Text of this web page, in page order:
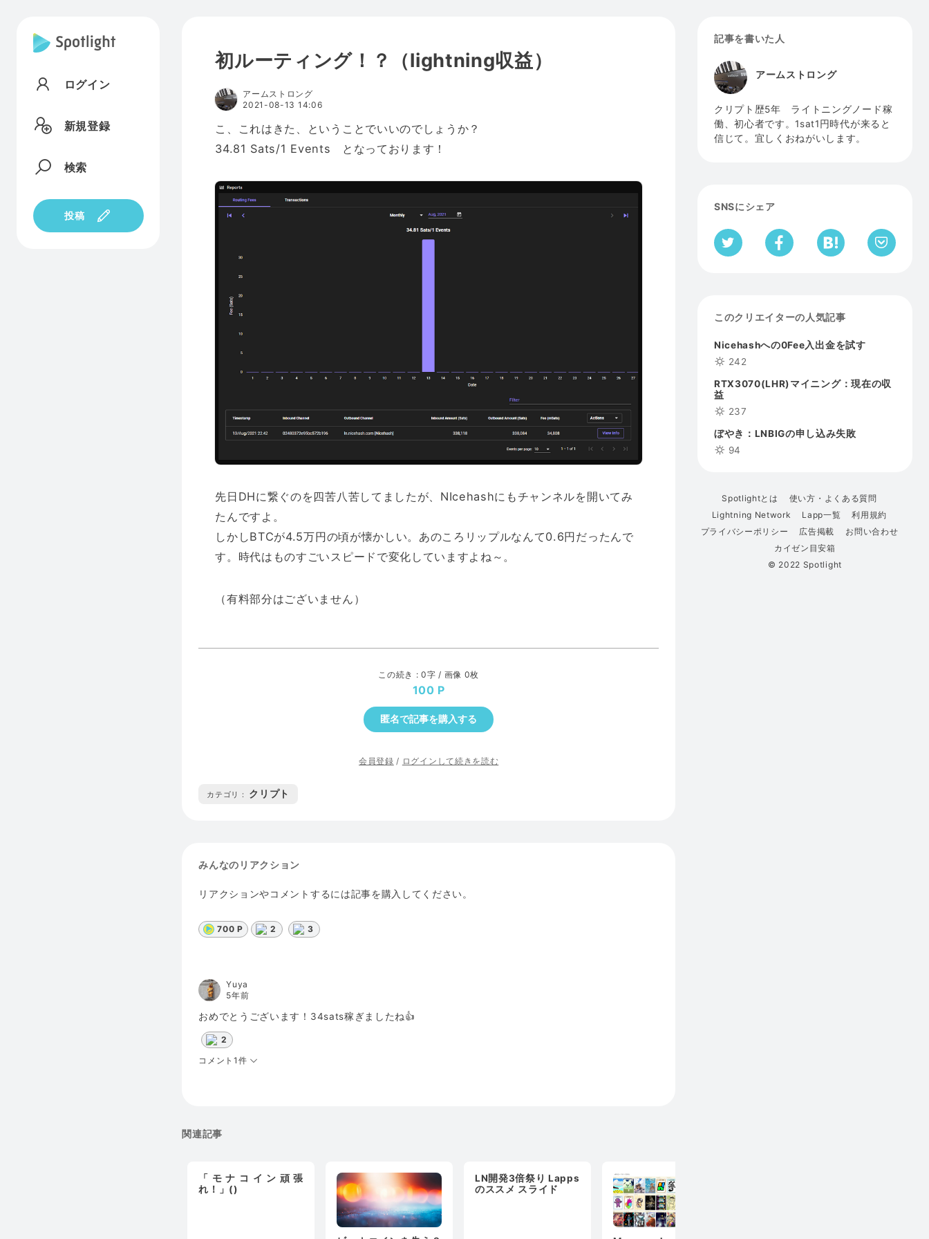
ログイン
新規登録
検索
投稿
初ルーティング！？（lightning収益）
アームストロング
2021-08-13 14:06
こ、これはきた、ということでいいのでしょうか？
34.81 Sats/1 Events となっております！
先日DHに繋ぐのを四苦八苦してましたが、NIcehashにもチャンネルを開いてみ
たんですよ。
しかしBTCが4.5万円の頃が懐かしい。あのころリップルなんて0.6円だったんで
す。時代はものすごいスピードで変化していますよね～。
（有料部分はございません）
この続き : 0字 / 画像 0枚
100
匿名で記事を購入する
会員登録 / ログインして続きを読む
カテゴリ : クリプト
みんなのリアクション
リアクションやコメントするには記事を購入してください。
700 P 2 3
Yuya
5年前
おめでとうございます！34sats稼ぎましたね👍
2
コメント1件
関連記事
「モナコイン頑張
れ！」()
LN開発3倍祭り Lapps
のススメ スライド
記事を書いた人
アームストロング
クリプト歴5年 ライトニングノード稼
働、初心者です。1sat1円時代が来ると
信じて。宜しくおねがいします。
SNSにシェア
このクリエイターの人気記事
Nicehashへの0Fee入出金を試す
242
RTX3070(LHR)マイニング：現在の収
益
237
ぼやき：LNBIGの申し込み失敗
94
Spotlightとは
使い方・よくある質問
Lightning Network
Lapp一覧
利用規約
プライバシーポリシー
広告掲載
お問い合わせ
カイゼン目安箱
© 2022 Spotlight